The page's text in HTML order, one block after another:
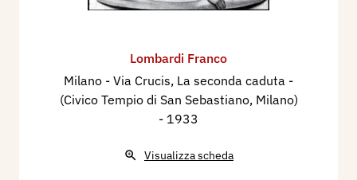
Lombardi Franco
Milano - Via Crucis, La seconda caduta -
(Civico Tempio di San Sebastiano, Milano)
- 1933
Visualizza scheda